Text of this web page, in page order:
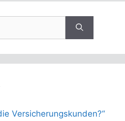
Versicherungskunden?“